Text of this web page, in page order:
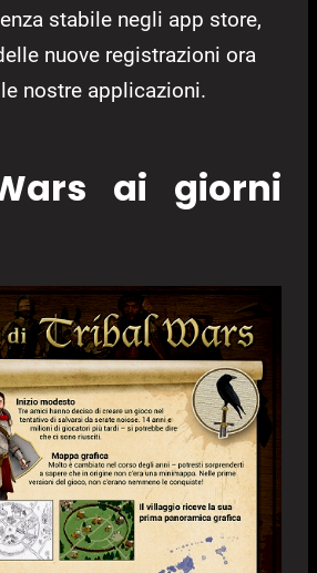
stabile negli app store,
nuove registrazioni ora
nostre applicazioni.
ai giorni